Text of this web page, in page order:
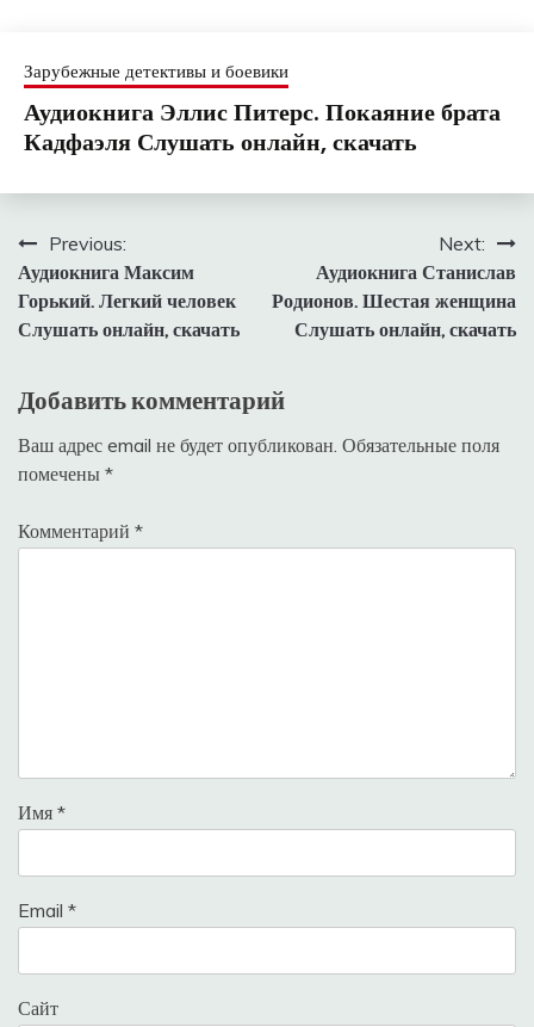
Зарубежные детективы и боевики
Аудиокнига Эллис Питерс. Покаяние брата
Кадфаэля Слушать онлайн, скачать
Навигация
по
записям
Previous:
Аудиокнига Максим
Горький. Легкий человек
Слушать онлайн, скачать
Next:
Аудиокнига Станислав
Родионов. Шестая женщина
Слушать онлайн, скачать
Добавить комментарий
Ваш адрес email не будет опубликован. Обязательные поля
помечены *
Комментарий *
Имя *
Email *
Сайт